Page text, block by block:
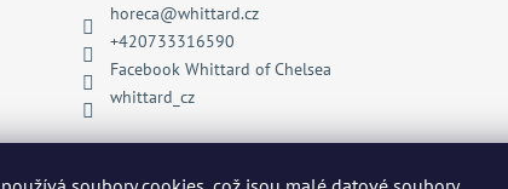
horeca@whittard.cz
+420733316590
Facebook Whittard of Chelsea
whittard_cz